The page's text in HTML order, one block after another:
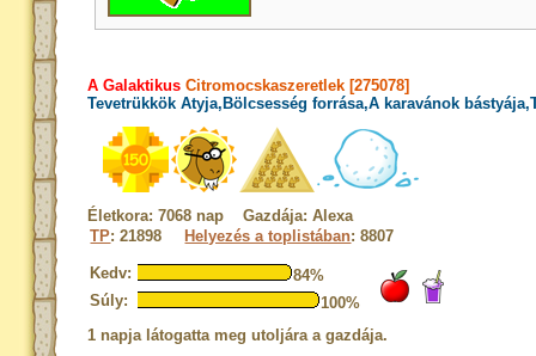
A Galaktikus Citromocskaszeretlek [275078]
Tevetrükkök Atyja,Bölcsesség forrása,A karavánok
Életkora: 7068 nap Gazdája: Alexa
TP: 21898 Helyezés a toplistában: 8807
Kedv:
84%
Súly:
100%
1 napja látogatta meg utoljára a gazdája.